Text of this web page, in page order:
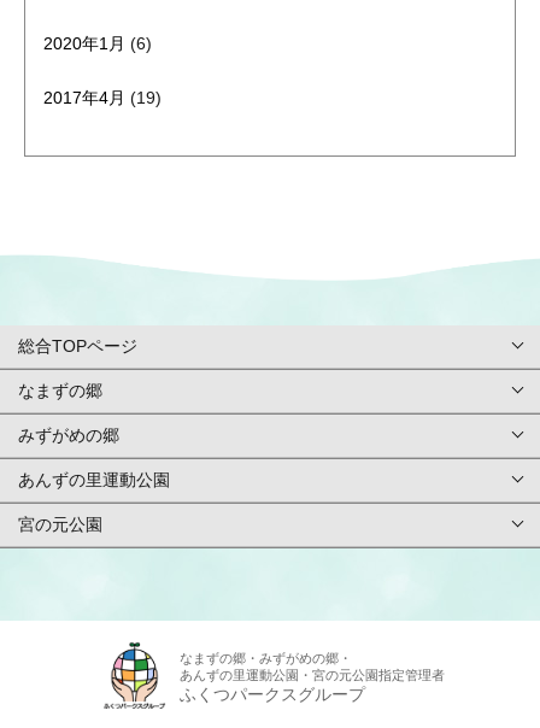
2020年1月 (6)
2017年4月 (19)
総合TOPページ
総合TOPページ
利用案内・申請
ご予約方法
なまずの郷
TOPページ
基本情報
施設使用料金
みずがめの郷
TOPページ
基本情報
施設紹介/マップ
あんずの里運動公園
TOPページ
施設紹介/マップ
宮の元公園
なまずの郷・みずがめの郷・
あんずの里運動公園・宮の元公園指定管理者
ふくつパークスグループ